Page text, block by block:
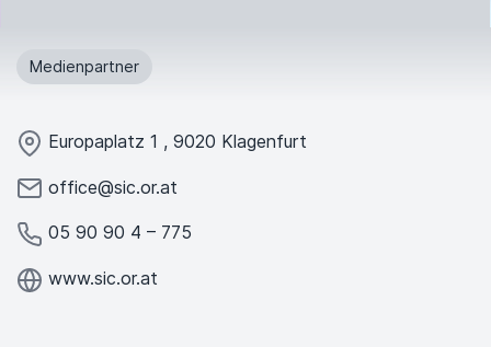
Medienpartner
Europaplatz 1 , 9020 Klagenfurt
office@sic.or.at
05 90 90 4 – 775
www.sic.or.at